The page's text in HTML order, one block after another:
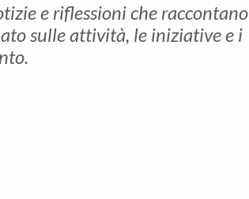
e riflessioni che raccontano
sulle attività, le iniziative e i